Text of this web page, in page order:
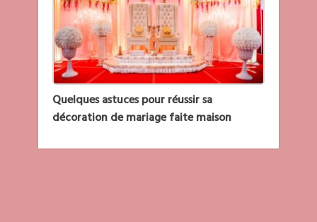
Quelques astuces pour réussir sa
décoration de mariage faite maison